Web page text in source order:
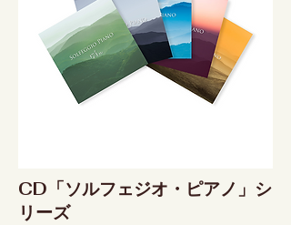
CD「ソルフェジオ・ピアノ」シ
リーズ